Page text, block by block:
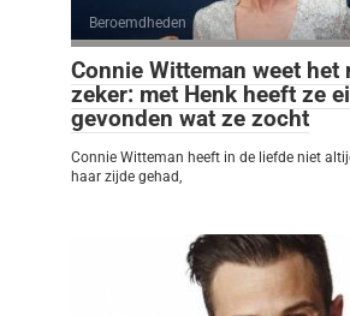
Beroemdheden
Connie Witteman weet het
zeker: met Henk heeft ze
gevonden wat ze zocht
Connie Witteman heeft in de liefde niet
haar zijde gehad,